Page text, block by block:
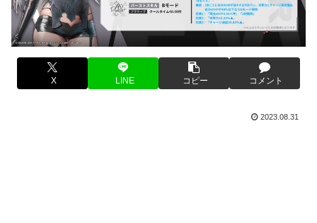
X LINE コピー コメント
2023.08.31